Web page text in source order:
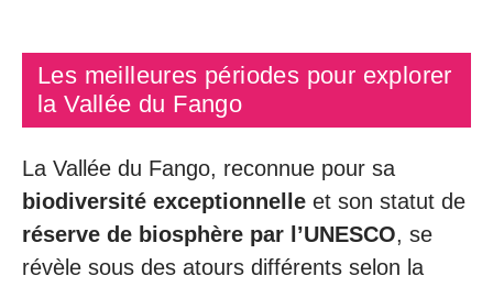
Les meilleures périodes pour explorer
la Vallée du Fango
La Vallée du Fango, reconnue pour sa
biodiversité exceptionnelle et son statut de
réserve de biosphère par l’UNESCO, se
révèle sous des atours différents selon la